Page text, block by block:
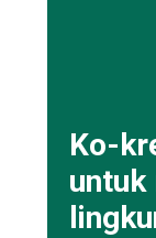
Ko-
untuk